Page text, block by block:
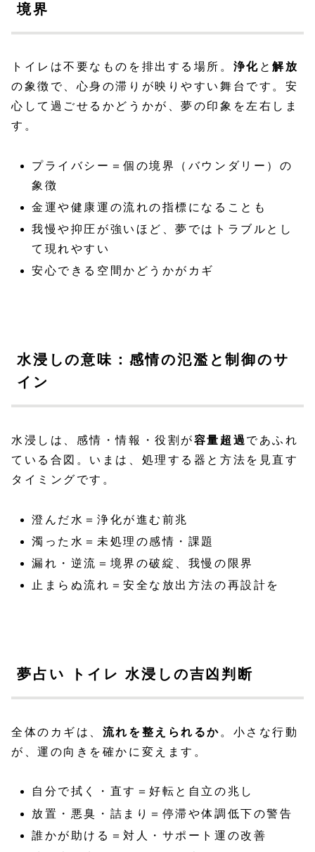
境界
トイレは不要なものを排出する場所。 浄化 と解放
の象徴で、心身の滞りが映りやすい舞台です。安
心して過ごせるかどうかが、夢の印象を左右しま
す。
プライバシー＝個の境界（バウンダリー）の
象徴
金運や健康運の流れの指標になることも
我慢や抑圧が強いほど、夢ではトラブルとし
て現れやすい
安心できる空間かどうかがカギ
水浸しの意味：感情の氾濫と制御のサ
イン
水浸しは、感情・情報・役割が容量超過 であふれ
ている合図。いまは、処理する器と方法を見直す
タイミングです。
澄んだ水＝浄化が進む前兆
濁った水＝未処理の感情・課題
漏れ・逆流＝境界の破綻、我慢の限界
止まらぬ流れ＝安全な放出方法の再設計を
夢占い トイレ 水浸しの吉凶判断
全体のカギは、 流れを整えられるか 。小さな行動
が、運の向きを確かに変えます。
自分で拭く・直す＝好転と自立の兆し
放置・悪臭・詰まり＝停滞や体調低下の警告
誰かが助ける＝対人・サポート運の改善